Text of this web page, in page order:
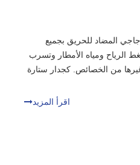
المضاد للحريق بجميع
الرياح ومياه الأمطار وتسرب
من الخصائص. كجدار ستارة
أهمية هي الحماية مناقرأ المزيد